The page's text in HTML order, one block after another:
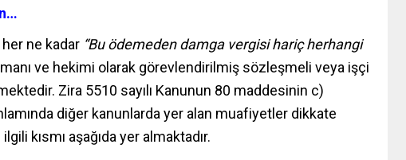
ne kadar “Bu ödemeden damga vergisi hariç herhangi
ve hekimi olarak görevlendirilmiş sözleşmeli veya işçi
Zira 5510 sayılı Kanunun 80 maddesinin c)
diğer kanunlarda yer alan muafiyetler dikkate
kısmı aşağıda yer almaktadır.